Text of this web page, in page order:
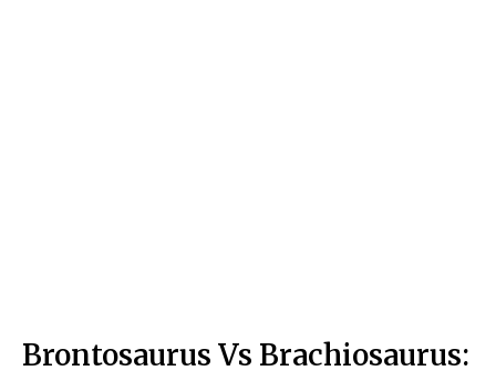
Brontosaurus Vs Brachiosaurus: